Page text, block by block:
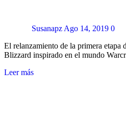
Susanapz Ago 14, 2019 0
El relanzamiento de la primera
Blizzard inspirado en el mundo
Leer más